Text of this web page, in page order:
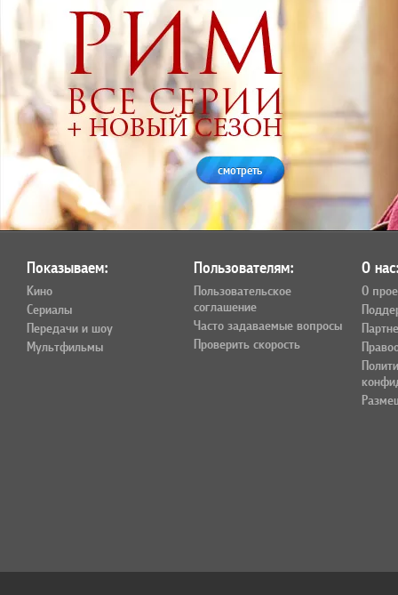
смотреть
Показываем:
Кино
Сериалы
Передачи и шоу
Мультфильмы
Пользователям:
Пользовательское
соглашение
Часто задаваемые вопросы
Проверить скорость
О
О